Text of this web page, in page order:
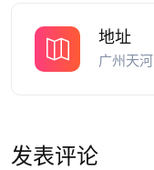
地址
广州天河
发表评论